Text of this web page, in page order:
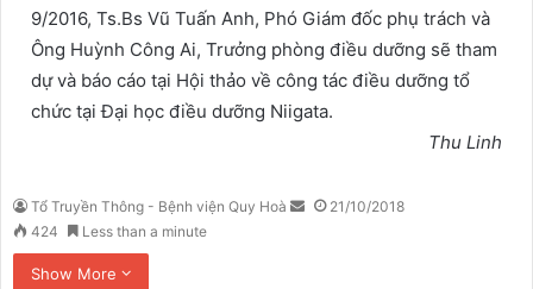
9/2016, Ts.Bs Vũ Tuấn Anh, Phó Giám đốc phụ trách và
Ông Huỳnh Công Ai, Trưởng phòng điều dưỡng sẽ tham
dự và báo cáo tại Hội thảo về công tác điều dưỡng tổ
chức tại Đại học điều dưỡng Niigata.
Thu Linh
Tổ Truyền Thông - Bệnh viện Quy Hoà
21/10/2018
424
Less than a minute
Show More